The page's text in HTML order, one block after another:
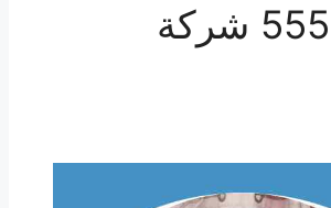
تنظيف ستائر صباح الاحمد 55549242 شركة